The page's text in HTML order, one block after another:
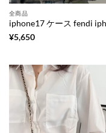
全商品
¥5,650